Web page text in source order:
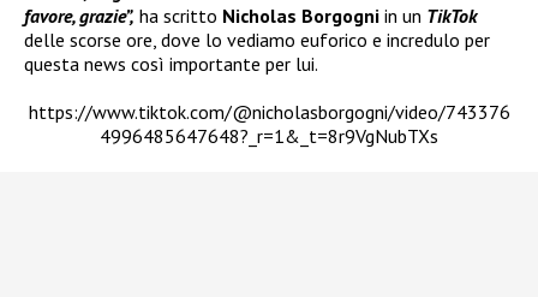
favore, grazie”, ha scritto Nicholas Borgogni in un TikTok
delle scorse ore, dove lo vediamo euforico e incredulo per
questa news così importante per lui.
https://www.tiktok.com/@nicholasborgogni/video/743376
4996485647648?_r=1&_t=8r9VgNubTXs